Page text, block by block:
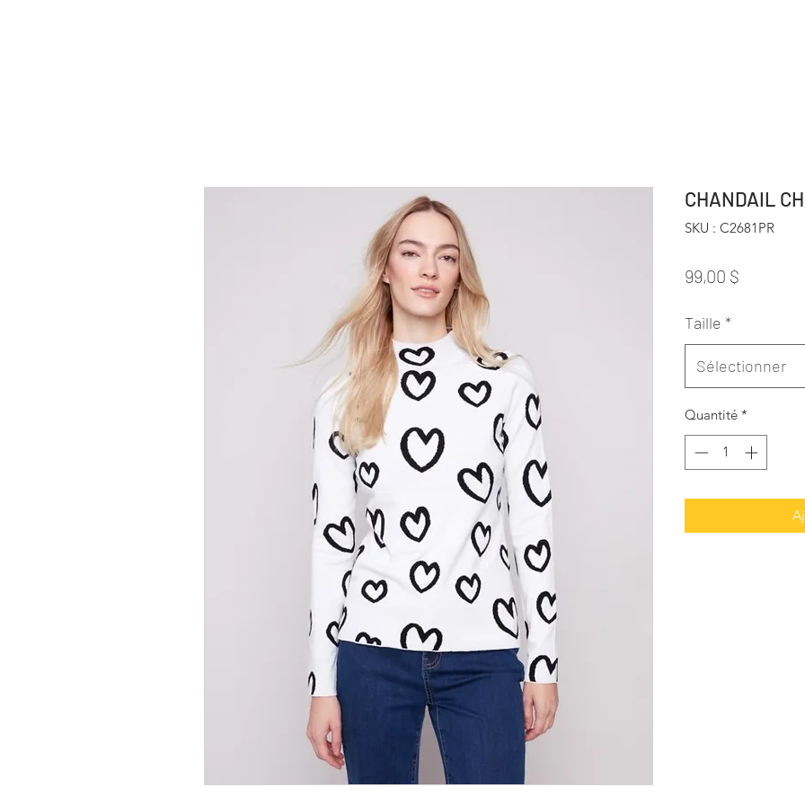
CHANDAIL
SKU : C2681PR
99,00 $
Taille *
Sélectionner
Quantité *